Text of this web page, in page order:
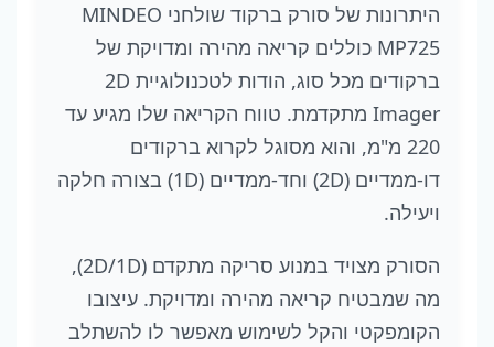
היתרונות של סורק ברקוד שולחני MINDEO
MP725 כוללים קריאה מהירה ומדויקת של
ברקודים מכל סוג, הודות לטכנולוגיית 2D
Imager מתקדמת. טווח הקריאה שלו מגיע עד
220 מ"מ, והוא מסוגל לקרוא ברקודים
דו-ממדיים (2D) וחד-ממדיים (1D) בצורה חלקה
ויעילה.
הסורק מצויד במנוע סריקה מתקדם (2D/1D),
מה שמבטיח קריאה מהירה ומדויקת. עיצובו
הקומפקטי והקל לשימוש מאפשר לו להשתלב